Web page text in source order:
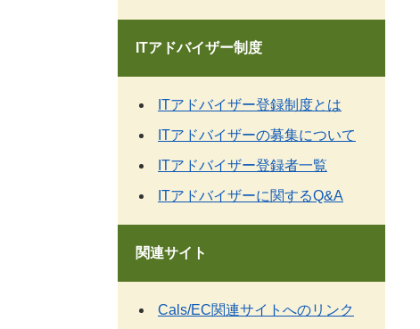
ITアドバイザー制度
ITアドバイザー登録制度とは
ITアドバイザーの募集について
ITアドバイザー登録者一覧
ITアドバイザーに関するQ&A
関連サイト
Cals/EC関連サイトへのリンク